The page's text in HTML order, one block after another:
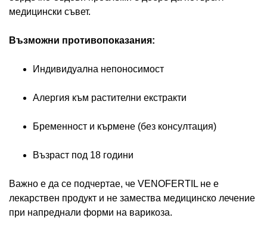
медицински съвет.
Възможни противопоказания:
Индивидуална непоносимост
Алергия към растителни екстракти
Бременност и кърмене (без консултация)
Възраст под 18 години
Важно е да се подчертае, че VENOFERTIL не е
лекарствен продукт и не замества медицинско лечение
при напреднали форми на варикоза.